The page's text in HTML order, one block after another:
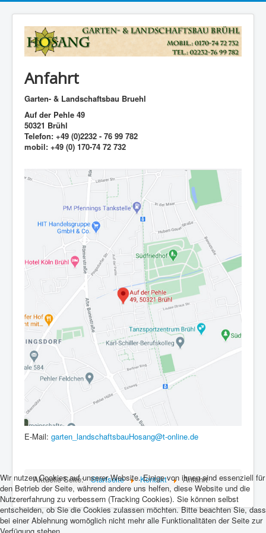
Anfahrt
Garten- & Landschaftsbau Bruehl
Auf der Pehle 49
50321 Brühl
Telefon: +49 (0)2232 - 76 99 782
mobil: +49 (0) 170-74 72 732
E-Mail: garten_landschaftsbauHosang@t-online.de
Aktuelle Seite: Startseite Kontakt Anfahrt
Wir nutzen Cookies auf unserer Website. Einige von ihnen sind essenziell für
den Betrieb der Seite, während andere uns helfen, diese Website und die
Nutzererfahrung zu verbessern (Tracking Cookies). Sie können selbst
entscheiden, ob Sie die Cookies zulassen möchten. Bitte beachten Sie, dass
bei einer Ablehnung womöglich nicht mehr alle Funktionalitäten der Seite zur